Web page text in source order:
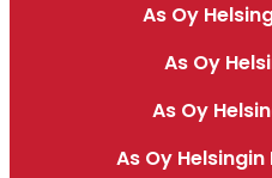
As Oy
As Oy
As Oy
As Oy